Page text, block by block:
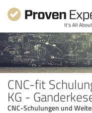
CNC-fit
KG -
CNC-Schulungen und